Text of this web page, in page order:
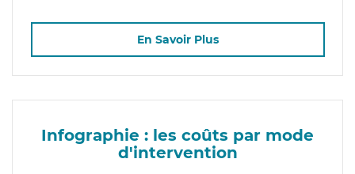
En Savoir Plus
Infographie : les coûts par mode
d'intervention